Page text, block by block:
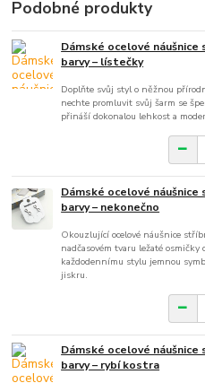
Podobné produkty
Dámské ocelové náušnice
barvy – lístečky
Doplňte svůj styl o něžnou
nechte promluvit svůj šarm se
přináší dokonalou lehkost a
Dámské ocelové náušnice
barvy – nekonečno
Okouzlující ocelové náušnice
nadčasovém tvaru ležaté osmičky
každodennímu stylu jemnou
jiskru.
Dámské ocelové náušnice
barvy – rybí kostra